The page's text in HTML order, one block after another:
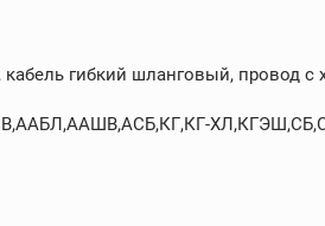
гибкий шланговый, провод с